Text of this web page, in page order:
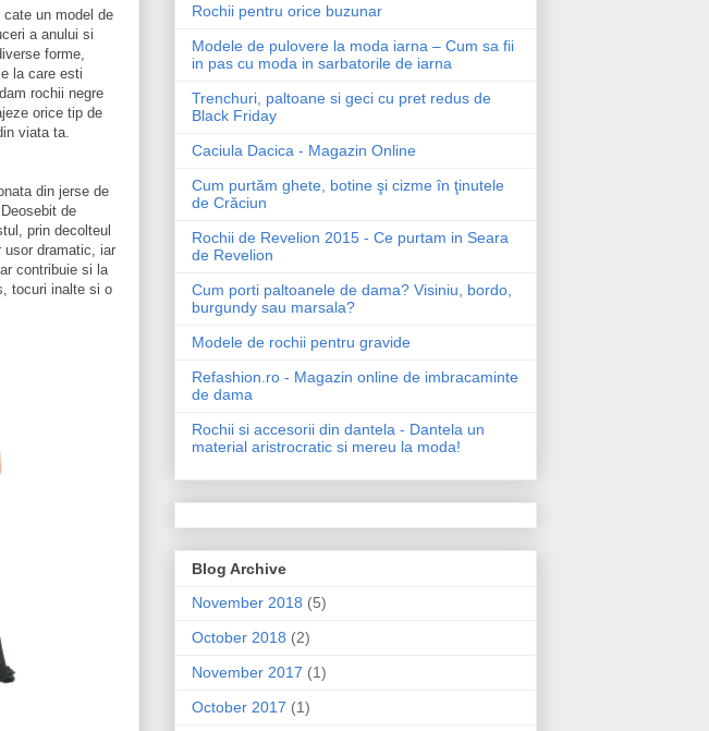
un model de
a anului si
forme,
la care esti
rochii negre
orice tip de
viata ta.
din jerse de
de
prin decolteul
usor dramatic, iar
contribuie si la
tocuri inalte si o
Rochii pentru orice buzunar
Modele de pulovere la moda iarna – Cum sa fii
in pas cu moda in sarbatorile de iarna
Trenchuri, paltoane si geci cu pret redus de
Black Friday
Caciula Dacica - Magazin Online
Cum purtăm ghete, botine şi cizme în ţinutele
de Crăciun
Rochii de Revelion 2015 - Ce purtam in Seara
de Revelion
Cum porti paltoanele de dama? Visiniu, bordo,
burgundy sau marsala?
Modele de rochii pentru gravide
Refashion.ro - Magazin online de imbracaminte
de dama
Rochii si accesorii din dantela - Dantela un
material aristrocratic si mereu la moda!
Blog Archive
November 2018 (5)
October 2018 (2)
November 2017 (1)
October 2017 (1)